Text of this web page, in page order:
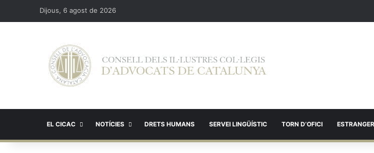
Dijous, 6 agost de 2026
EL CICAC NOTÍCIES DRETS HUMANS SERVEI LINGÜÍSTIC TORN D’OFICI